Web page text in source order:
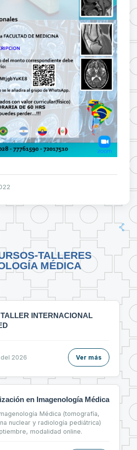
TALLERES
MÉDICA
INTERNACIONAL
2026 Ver más
en Imagenología Médica
Médica (tomografía,
nuclear y radiología pediátrica)
modalidad online.